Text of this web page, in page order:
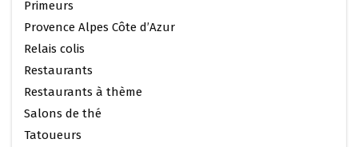
Primeurs
Provence Alpes Côte d’Azur
Relais colis
Restaurants
Restaurants à thème
Salons de thé
Tatoueurs